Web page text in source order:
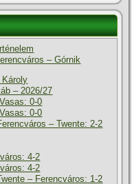
– Górnik
Károly
– 2026/27
0-0
0-0
– Twente: 2-2
4-2
4-2
– Ferencváros: 1-2